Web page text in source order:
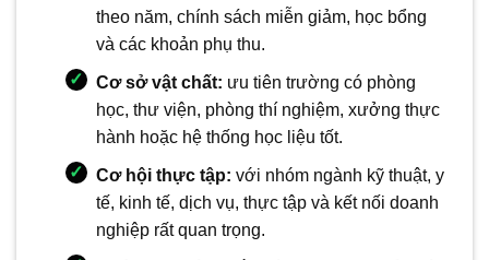
theo năm, chính sách miễn giảm, học bổng
và các khoản phụ thu.
Cơ sở vật chất: ưu tiên trường có phòng
học, thư viện, phòng thí nghiệm, xưởng thực
hành hoặc hệ thống học liệu tốt.
Cơ hội thực tập: với nhóm ngành kỹ thuật, y
tế, kinh tế, dịch vụ, thực tập và kết nối doanh
nghiệp rất quan trọng.